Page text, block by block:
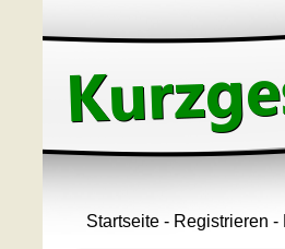
Startseite - Registrieren -